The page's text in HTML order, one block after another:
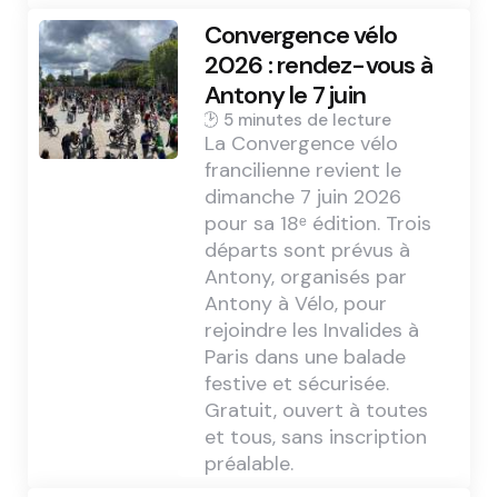
Convergence vélo
2026 : rendez-vous à
Antony le 7 juin
5 min
La Convergence vélo
francilienne revient le
dimanche 7 juin 2026
pour sa 18ᵉ édition. Trois
départs sont prévus à
Antony, organisés par
Antony à Vélo, pour
rejoindre les Invalides à
Paris dans une balade
festive et sécurisée.
Gratuit, ouvert à toutes
et tous, sans inscription
préalable.